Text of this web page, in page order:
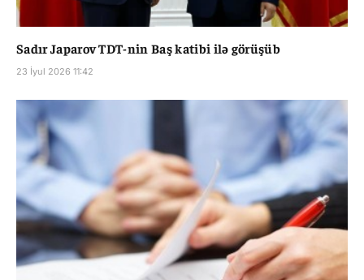
Sadır Japarov TDT-nin Baş katibi ilə görüşüb
23 İyul 2026 11:42